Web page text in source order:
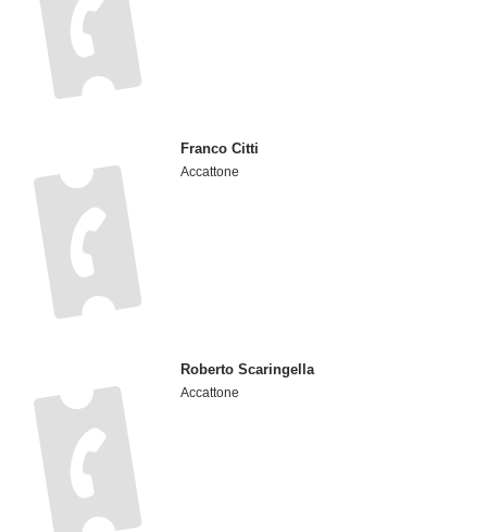
Franco Citti
Accattone
Roberto Scaringella
Accattone